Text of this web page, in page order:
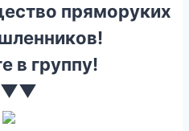
пряморуких
в группу!